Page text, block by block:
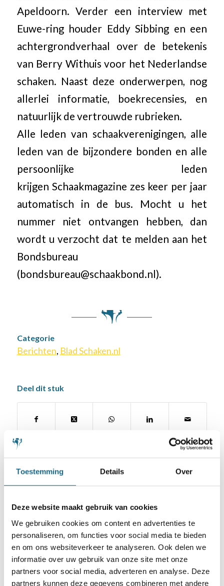
Toestemming Details Over
Deze website maakt gebruik van cookies
We gebruiken cookies om content en advertenties te
personaliseren, om functies voor social media te bieden
en om ons websiteverkeer te analyseren. Ook delen we
informatie over uw gebruik van onze site met onze
partners voor social media, adverteren en analyse. Deze
partners kunnen deze gegevens combineren met andere
Apeldoorn. Verder een interview met
Euwe-ring houder Eddy Sibbing en een
achtergrondverhaal over de betekenis
van Berry Withuis voor het Nederlandse
schaken. Naast deze onderwerpen, nog
allerlei informatie, boekrecensies, en
natuurlijk de vertrouwde rubrieken.
Alle leden van schaakverenigingen, alle
leden van de bijzondere bonden en alle
persoonlijke leden
krijgen Schaakmagazine zes keer per jaar
automatisch in de bus. Mocht u het
nummer niet ontvangen hebben, dan
wordt u verzocht dat te melden aan het
Bondsbureau
(bondsbureau@schaakbond.nl).
Categorie
Berichten, Blad Schaken.nl
Deel dit stuk
Schaken.nl wordt mede mogelijk gemaakt
door: